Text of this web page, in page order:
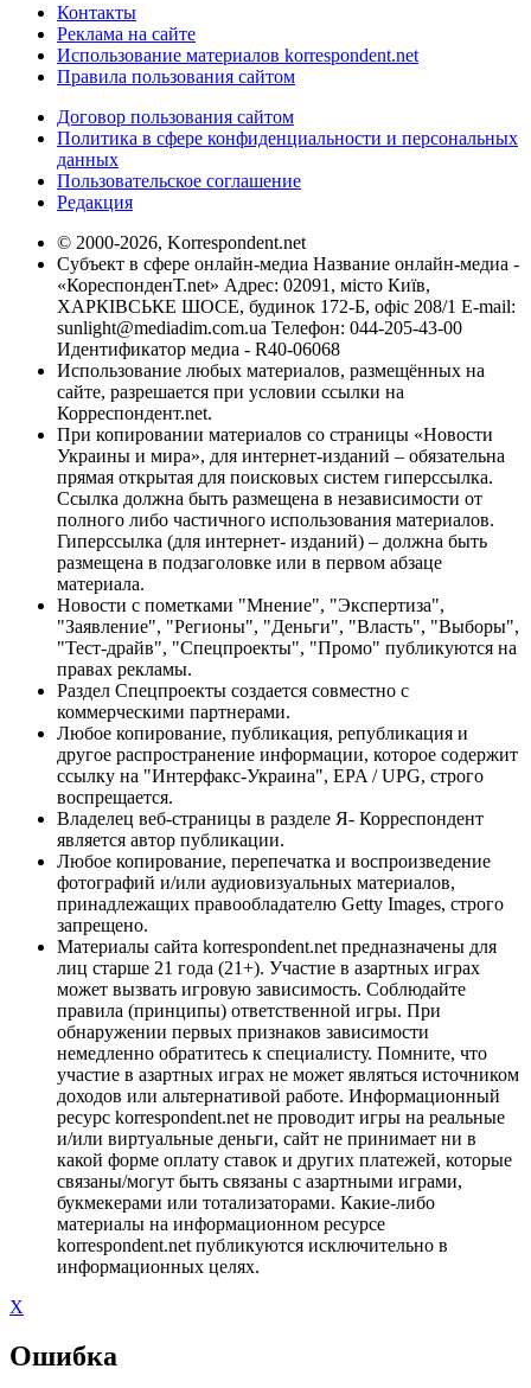
Контакты
Реклама на сайте
Использование материалов korrespondent.net
Правила пользования сайтом
Договор пользования сайтом
Политика в сфере конфиденциальности и персональных
данных
Пользовательское соглашение
Редакция
© 2000-2026, Korrespondent.net
Субъект в сфере онлайн-медиа Название онлайн-медиа -
«КореспонденТ.net» Адрес: 02091, місто Київ,
ХАРКІВСЬКЕ ШОСЕ, будинок 172-Б, офіс 208/1 E-mail:
sunlight@mediadim.com.ua Телефон: 044-205-43-00
Идентификатор медиа - R40-06068
Использование любых материалов, размещённых на
сайте, разрешается при условии ссылки на
Корреспондент.net.
При копировании материалов со страницы «Новости
Украины и мира», для интернет-изданий – обязательна
прямая открытая для поисковых систем гиперссылка.
Ссылка должна быть размещена в независимости от
полного либо частичного использования материалов.
Гиперссылка (для интернет- изданий) – должна быть
размещена в подзаголовке или в первом абзаце
материала.
Новости с пометками "Мнение", "Экспертиза",
"Заявление", "Регионы", "Деньги", "Власть", "Выборы",
"Тест-драйв", "Спецпроекты", "Промо" публикуются на
правах рекламы.
Раздел Спецпроекты создается совместно с
коммерческими партнерами.
Любое копирование, публикация, републикация и
другое распространение информации, которое содержит
ссылку на "Интерфакс-Украина", EPA / UPG, строго
воспрещается.
Владелец веб-страницы в разделе Я- Корреспондент
является автор публикации.
Любое копирование, перепечатка и воспроизведение
фотографий и/или аудиовизуальных материалов,
принадлежащих правообладателю Getty Images, строго
запрещено.
Материалы сайта korrespondent.net предназначены для
лиц старше 21 года (21+). Участие в азартных играх
может вызвать игровую зависимость. Соблюдайте
правила (принципы) ответственной игры. При
обнаружении первых признаков зависимости
немедленно обратитесь к специалисту. Помните, что
участие в азартных играх не может являться источником
доходов или альтернативой работе. Информационный
ресурс korrespondent.net не проводит игры на реальные
и/или виртуальные деньги, сайт не принимает ни в
какой форме оплату ставок и других платежей, которые
связаны/могут быть связаны с азартными играми,
букмекерами или тотализаторами. Какие-либо
материалы на информационном ресурсе
korrespondent.net публикуются исключительно в
информационных целях.
X
Ошибка